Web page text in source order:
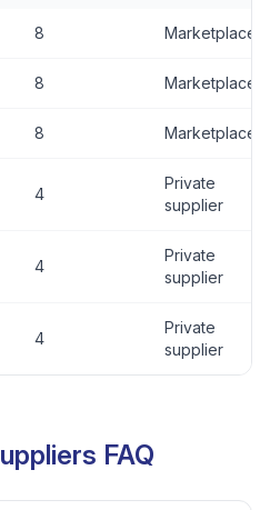
8 Marketplace
8 Marketplace
8 Marketplace
4
Private
supplier
4
Private
supplier
4
Private
supplier
FAQ